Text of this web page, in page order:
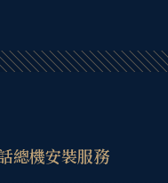
總機安裝服務